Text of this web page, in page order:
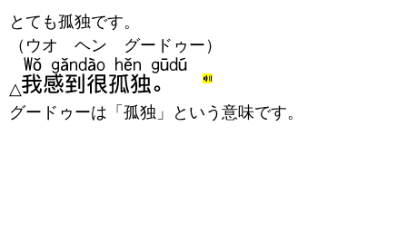
とても孤独です。
（ウオ ヘン グードゥー）
△
グードゥーは「孤独」という意味です。